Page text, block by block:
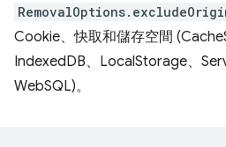
Cookie、快取和儲存空間
IndexedDB、LocalStorage、
WebSQL)。